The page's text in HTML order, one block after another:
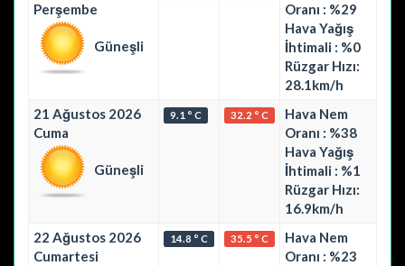
Perşembe
Güneşli
Oranı : %29
Hava Yağış
İhtimali : %0
Rüzgar Hızı:
28.1km/h
21 Ağustos 2026
Cuma
Güneşli
9.1 ° C 32.2 ° C
Hava Nem
Oranı : %38
Hava Yağış
İhtimali : %1
Rüzgar Hızı:
16.9km/h
22 Ağustos 2026
Cumartesi
14.8 ° C 35.5 ° C
Hava Nem
Oranı : %23